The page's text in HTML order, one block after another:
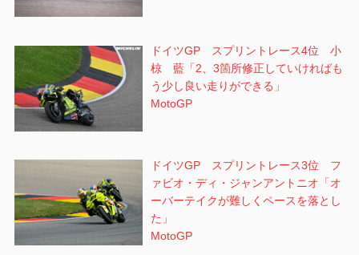
ドイツGP スプリントレース4位 小
椋 藍「2、3箇所修正していければも
う少し良い走りができる」
MotoGP
ドイツGP スプリントレース3位 フ
ァビオ・ディ・ジャンアントニオ「オ
ーバーテイクが難しくペースを落とし
た」
MotoGP